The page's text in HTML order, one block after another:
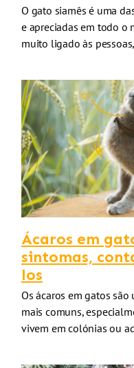
O gato siamês é uma
e apreciadas em todo o
muito ligado às
Ácaros em
sintomas,
los
Os ácaros em gatos
mais comuns,
vivem em colónias ou